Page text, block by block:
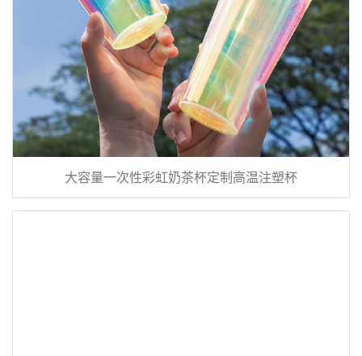
大容量一次性彩虹奶茶杯定制高温注塑杯